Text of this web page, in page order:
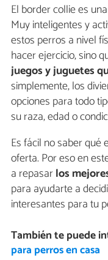
El border collie es
Muy inteligentes y
estos perros a nivel
hacer ejercicio, sino
juegos y juguetes
simplemente, los
opciones para todo
su raza, edad o
Es fácil no saber qué
oferta. Por eso en
a repasarlos
para ayudarte a
interesantes para tu
También te puede
para perros en casa